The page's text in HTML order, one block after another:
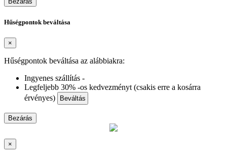
Hűségpontok beváltása
×
Hűségpontok beváltása az alábbiakra:
Ingyenes szállítás -
Legfeljebb 30% -os kedvezményt (csakis erre a kosárra
érvényes)
Beváltás
Bezárás
×